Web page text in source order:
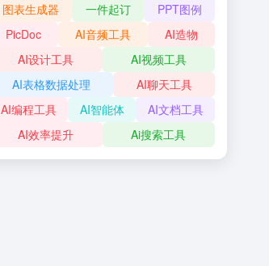
图表生成器
一件起订
PPT图例
PicDoc
AI音频工具
AI造物
AI设计工具
AI视频工具
AI表格数据处理
AI聊天工具
AI编程工具
AI智能体
AI文档工具
AI效率提升
Ai搜索工具